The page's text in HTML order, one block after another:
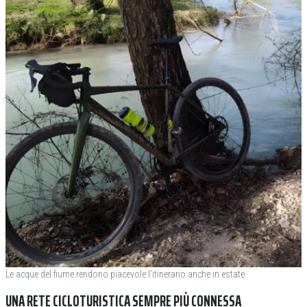
Le acque del fiume rendono piacevole l’itinerario anche in estate
UNA RETE CICLOTURISTICA SEMPRE PIÙ CONNESSA